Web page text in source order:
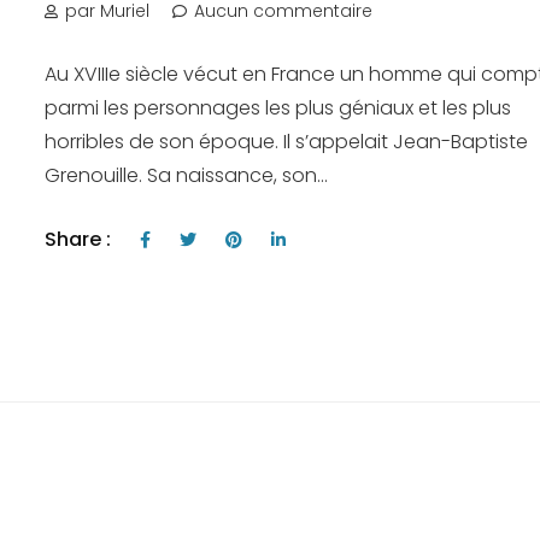
par Muriel Aucun commentaire
Au XVIIIe siècle vécut en France un homme qui
parmi les personnages les plus géniaux et les plus
horribles de son époque. Il s’appelait Jean-Baptiste
Grenouille. Sa naissance, son...
Share :